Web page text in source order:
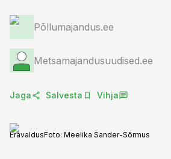
Põllumajandus.ee
Metsamajandusuudised.ee
Jaga Salvesta Vihja
EravaldusFoto: Meelika Sander-Sõrmus